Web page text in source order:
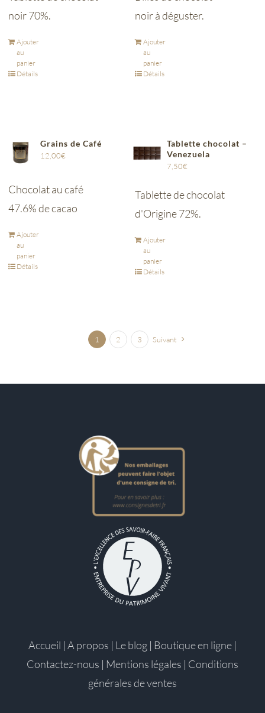
noir 70%.
Ajouter
au
panier
Détails
noir à déguster.
Ajouter
au
panier
Détails
Grains de Café
12,00€
Chocolat au café
47.6% de cacao
Ajouter
au
panier
Détails
Tablette chocolat –
Venezuela
7,50€
Tablette de chocolat
d'Origine 72%.
Ajouter
au
panier
Détails
1 2 3 Suivant
Accueil | A propos | Le blog | Boutique en ligne |
Contactez-nous | Mentions légales | Conditions
générales de ventes